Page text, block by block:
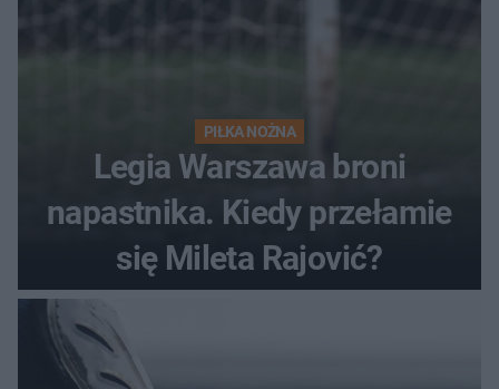
PIŁKA NOŻNA
Legia Warszawa broni
napastnika. Kiedy przełamie
się Mileta Rajović?